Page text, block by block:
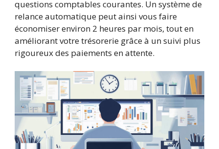
questions comptables courantes. Un système de
relance automatique peut ainsi vous faire
économiser environ 2 heures par mois, tout en
améliorant votre trésorerie grâce à un suivi plus
rigoureux des paiements en attente.